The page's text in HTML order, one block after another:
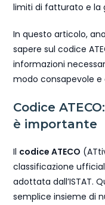
limiti di fatturato e la
In questo articolo,
sapere sul codice
informazioni
modo consapevole
Codice
è importante
Il codice ATECO
classificazione
adottata dall’ISTAT.
semplice insieme di